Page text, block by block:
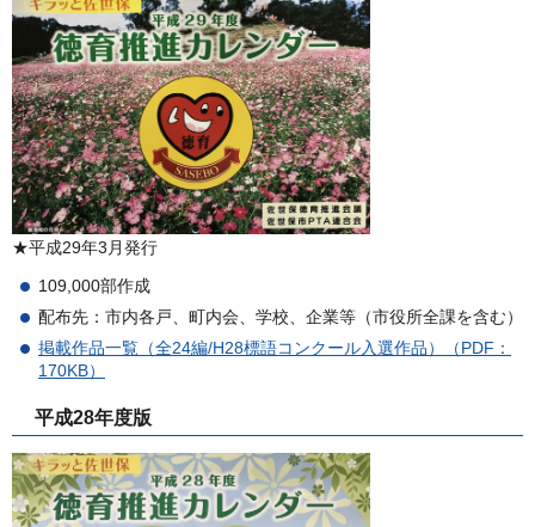
★平成29年3月発行
109,000部作成
配布先：市内各戸、町内会、学校、企業等（市役所全課を含む）
掲載作品一覧（全24編/H28標語コンクール入選作品）（PDF：
170KB）
平成28年度版